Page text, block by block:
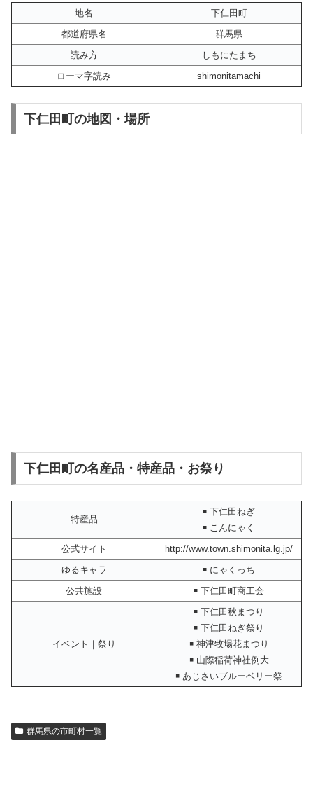
地名
下仁田町
都道府県名
群馬県
読み方
しもにたまち
ローマ字読み
shimonitamachi
下仁田町の地図・場所
下仁田町の名産品・特産品・お祭り
特産品
￭ 下仁田ねぎ
￭ こんにゃく
公式サイト
http://www.town.shimonita.lg.jp/
ゆるキャラ
￭ にゃくっち
公共施設
￭ 下仁田町商工会
イベント｜祭り
￭ 下仁田秋まつり
￭ 下仁田ねぎ祭り
￭ 神津牧場花まつり
￭ 山際稲荷神社例大
￭ あじさいブルーベリー祭
群馬県の市町村一覧